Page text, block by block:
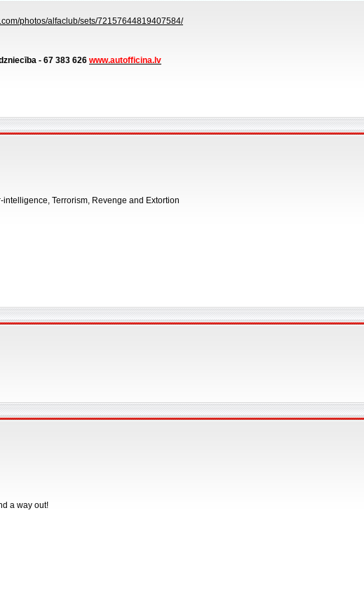
photos/alfaclub/sets/72157644819407584/
- 67 383 626 www.autofficina.lv
Terrorism, Revenge and Extortion
a way out!